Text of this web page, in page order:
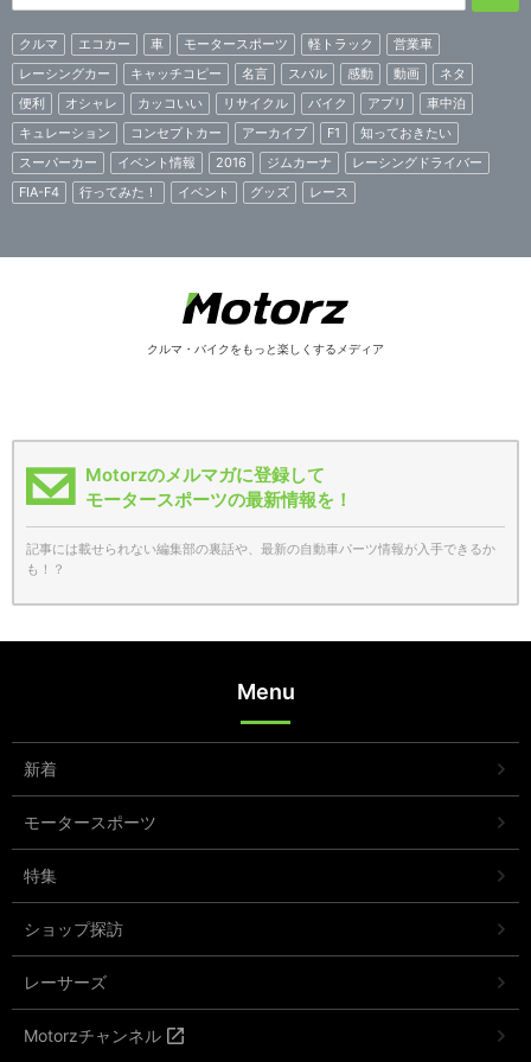
クルマ エコカー 車 モータースポーツ 軽トラック
営業車
レーシングカー
キャッチコピー 名言 スバル 感動 動画
ネタ
便利
オシャレ カッコいい リサイクル バイク アプリ
車中泊
キュレーション
コンセプトカー アーカイブ F1
知っておきたい
スーパーカー
イベント情報 2016 ジムカーナ
レーシングドライバー
FIA-F4
行ってみた！ イベント グッズ レース
クルマ・バイクをもっと楽しくするメディア
Motorzのメルマガに登録して
モータースポーツの最新情報を！
記事には載せられない編集部の裏話や、最新の自動車パーツ情報が入手できるか
も！？
Menu
新着
モータースポーツ
特集
ショップ探訪
レーサーズ
Motorzチャンネル